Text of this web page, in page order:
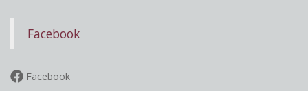
Facebook
Facebook